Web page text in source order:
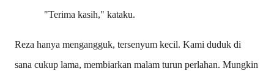
"Terima kasih," kataku.
Reza hanya mengangguk, tersenyum kecil. Kami duduk di
sana cukup lama, membiarkan malam turun perlahan. Mungkin